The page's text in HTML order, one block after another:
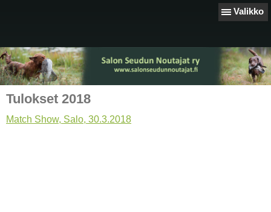
Valikko
Tulokset 2018
Match Show, Salo, 30.3.2018